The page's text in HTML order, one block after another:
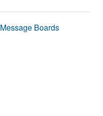
Message Boards